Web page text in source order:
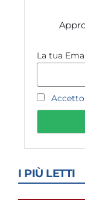
La tua
I PIÙ LETTI